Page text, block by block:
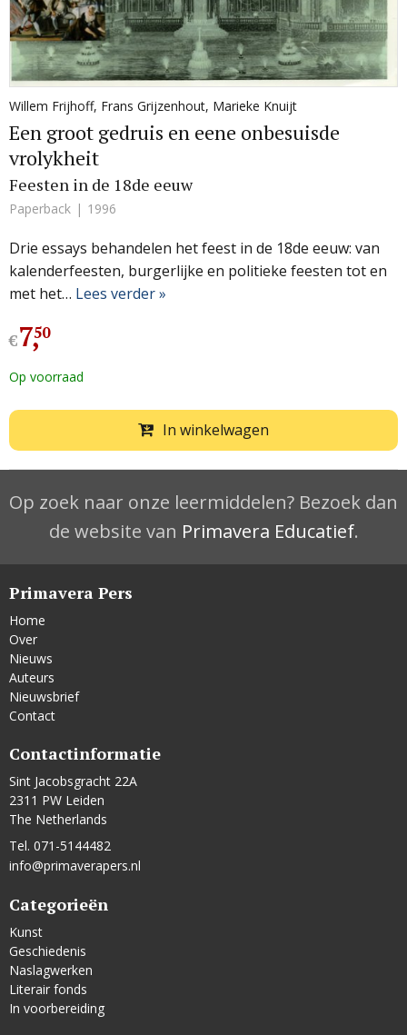
Willem Frijhoff, Frans Grijzenhout, Marieke Knuijt
Een groot gedruis en eene onbesuisde
vrolykheit
Feesten in de 18de eeuw
Paperback 1996
Drie essays behandelen het feest in de 18de eeuw: van
kalenderfeesten, burgerlijke en politieke feesten tot en
met het… Lees verder »
€7,
50
Op voorraad
In winkelwagen
Op zoek naar onze leermiddelen? Bezoek dan
de website van Primavera Educatief.
Primavera Pers
Home
Over
Nieuws
Auteurs
Nieuwsbrief
Contact
Contactinformatie
Sint Jacobsgracht 22A
2311 PW Leiden
The Netherlands
Tel. 071-5144482
info@primaverapers.nl
Categorieën
Kunst
Geschiedenis
Naslagwerken
Literair fonds
In voorbereiding